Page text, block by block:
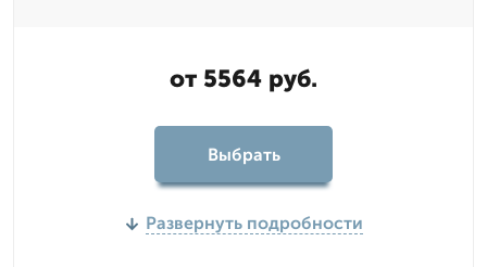
от 5564 руб.
Выбрать
Развернуть подробности